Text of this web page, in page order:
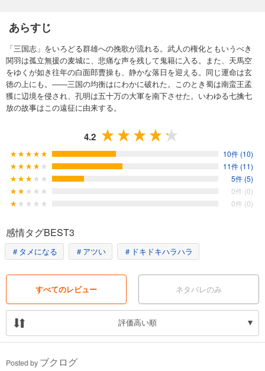
あらすじ
「三国志」をいろどる群雄への挽歌が流れる。武人の権化ともいうべき
関羽は孤立無援の麦城に、悲痛な声を残して鬼籍に入る。また、天馬空
をゆくが如き往年の白面郎曹操も、静かな落日を迎える。同じ運命は玄
徳の上にも。――三国の均衡はにわかに破れた。このとき蜀は南蛮王孟
獲に辺境を侵され、孔明は五十万の大軍を南下させた。いわゆる七擒七
放の故事はこの遠征に由来する。
4.2
10件 (10)
11件 (11)
5件 (5)
0件 (0)
0件 (0)
感情タグBEST3
＃タメになる ＃アツい ＃ドキドキハラハラ
すべてのレビュー ネタバレのみ
評価高い順
Posted by ブクログ